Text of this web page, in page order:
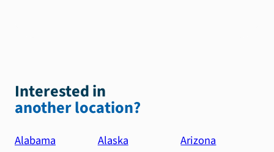
Interested in
another location?
Alabama Alaska
Arizona